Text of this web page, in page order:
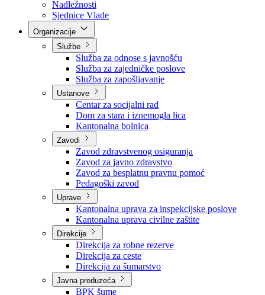
Ministarstvo za boračka pitanja
Ministarstvo za finansije
Ured Vlade i Premijera
Nadležnosti
Sjednice Vlade
Službe
Služba za odnose s javnošću
Služba za zajedničke poslove
Služba za zapošljavanje
Ustanove
Centar za socijalni rad
Dom za stara i iznemogla lica
Kantonalna bolnica
Zavodi
Zavod zdravstvenog osiguranja
Zavod za javno zdravstvo
Zavod za besplatnu pravnu pomoć
Pedagoški zavod
Uprave
Kantonalna uprava za inspekcijske poslove
Kantonalna uprava civilne zaštite
Direkcije
Direkcija za robne rezerve
Direkcija za ceste